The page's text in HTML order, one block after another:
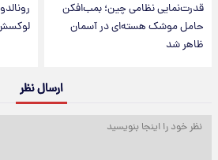
قدرت‌نمایی نظامی چین؛ بمب‌افکن
حامل موشک هسته‌ای در آسمان
ظاهر شد
لوکسش
ارسال نظر